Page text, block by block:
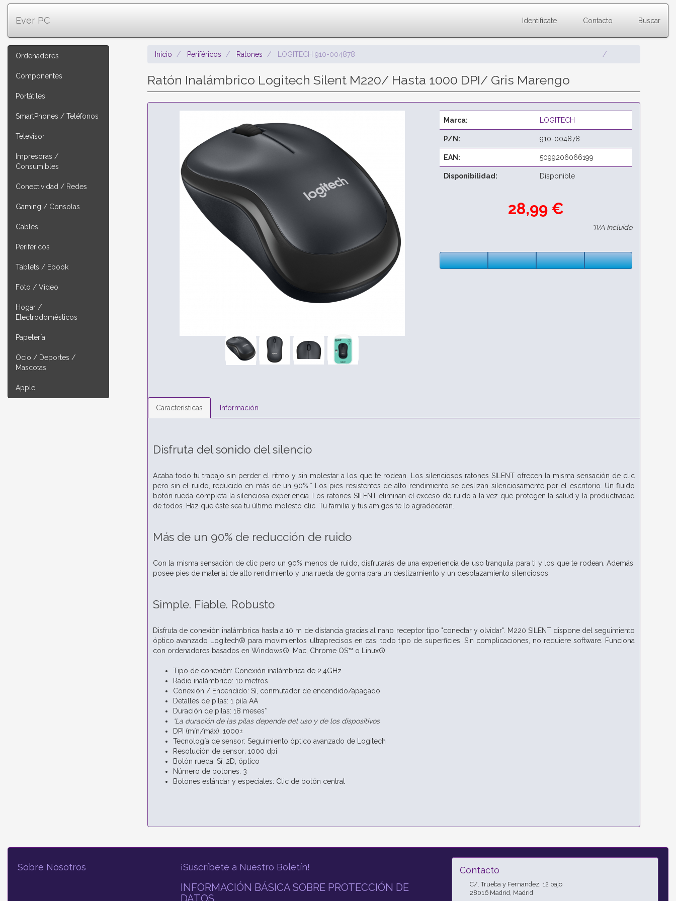
Ever PC Identifícate Contacto Buscar
Ordenadores
Componentes
Portátiles
SmartPhones / Teléfonos
Televisor
Impresoras /
Consumibles
Conectividad / Redes
Gaming / Consolas
Cables
Periféricos
Tablets / Ebook
Foto / Video
Hogar /
Electrodomésticos
Papelería
Ocio / Deportes /
Mascotas
Apple
Inicio Periféricos Ratones LOGITECH 910-004878
Ratón Inalámbrico Logitech Silent M220/ Hasta 1000 DPI/ Gris Marengo
Marca: LOGITECH
P/N: 910-004878
EAN: 5099206066199
Disponibilidad: Disponible
28,99 €
*IVA Incluido
Características Información
Disfruta del sonido del silencio
Acaba todo tu trabajo sin perder el ritmo y sin molestar a los que te rodean. Los silenciosos ratones SILENT ofrecen la misma sensación de clic
pero sin el ruido, reducido en más de un 90%.* Los pies resistentes de alto rendimiento se deslizan silenciosamente por el escritorio. Un fluido
botón rueda completa la silenciosa experiencia. Los ratones SILENT eliminan el exceso de ruido a la vez que protegen la salud y la productividad
de todos. Haz que éste sea tu último molesto clic. Tu familia y tus amigos te lo agradecerán.
Más de un 90% de reducción de ruido
Con la misma sensación de clic pero un 90% menos de ruido, disfrutarás de una experiencia de uso tranquila para ti y los que te rodean. Además,
posee pies de material de alto rendimiento y una rueda de goma para un deslizamiento y un desplazamiento silenciosos.
Simple. Fiable. Robusto
Disfruta de conexión inalámbrica hasta a 10 m de distancia gracias al nano receptor tipo "conectar y olvidar". M220 SILENT dispone del seguimiento
óptico avanzado Logitech® para movimientos ultraprecisos en casi todo tipo de superficies. Sin complicaciones, no requiere software. Funciona
con ordenadores basados en Windows®, Mac, Chrome OS™ o Linux®.
Tipo de conexión: Conexión inalámbrica de 2,4GHz
Radio inalámbrico: 10 metros
Conexión / Encendido: Sí, conmutador de encendido/apagado
Detalles de pilas: 1 pila AA
Duración de pilas: 18 meses*
*La duración de las pilas depende del uso y de los dispositivos
DPI (mín/máx): 1000±
Tecnología de sensor: Seguimiento óptico avanzado de Logitech
Resolución de sensor: 1000 dpi
Botón rueda: Sí, 2D, óptico
Número de botones: 3
Botones estándar y especiales: Clic de botón central
Sobre Nosotros ¡Suscríbete a Nuestro Boletín!
INFORMACIÓN BÁSICA SOBRE PROTECCIÓN DE
Contacto
C/. Trueba y Fernandez, 12 bajo
28016 Madrid, Madrid